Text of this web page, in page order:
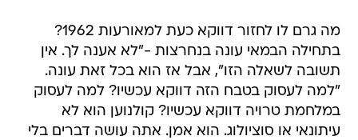
מה גרם לו לחזור דווקא כעת למאורעות 1962?
בתחילה הבמאי עונה בנחרצות -"לא אענה לך. אין
תשובה לשאלה הזו", אבל אז הוא בכל זאת עונה.
"למה לעסוק בטבח הזה דווקא עכשיו? למה לעסוק
במלחמת טרויה דווקא עכשיו? קולנוען הוא לא
עיתונאי או סוציולוג. הוא אמן. אתה עושה דברים בלי